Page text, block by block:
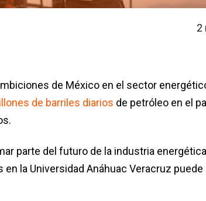
2
de México en el sector
de barriles diarios de petróleo en el
parte del futuro de la industria
la Universidad Anáhuac Veracruz puede